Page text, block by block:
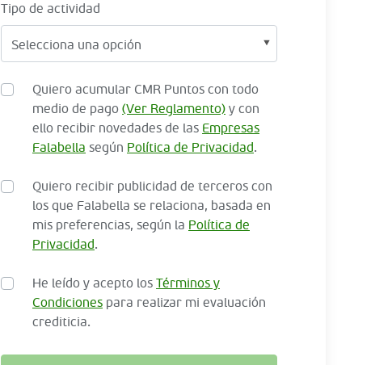
Tipo de actividad
Quiero acumular CMR Puntos con todo
medio de pago (Ver Reglamento) y con
ello recibir novedades de las Empresas
Falabella según Política de Privacidad.
Quiero recibir publicidad de terceros con
los que Falabella se relaciona, basada en
mis preferencias, según la Política de
Privacidad.
He leído y acepto los Términos y
Condiciones para realizar mi evaluación
crediticia.